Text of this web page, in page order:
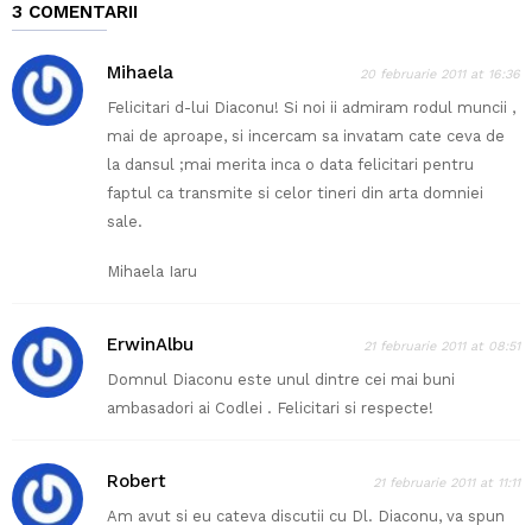
3 COMENTARII
Mihaela 20 februarie 2011 at 16:36
Felicitari d-lui Diaconu! Si noi ii admiram rodul muncii ,
mai de aproape, si incercam sa invatam cate ceva de
la dansul ;mai merita inca o data felicitari pentru
faptul ca transmite si celor tineri din arta domniei
sale.
Mihaela Iaru
ErwinAlbu 21 februarie 2011 at 08:51
Domnul Diaconu este unul dintre cei mai buni
ambasadori ai Codlei . Felicitari si respecte!
Robert 21 februarie 2011 at 11:11
Am avut si eu cateva discutii cu Dl. Diaconu, va spun